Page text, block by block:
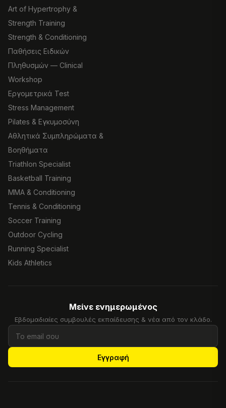
Art of Hypertrophy &
Strength Training
Strength & Conditioning
Παθήσεις Ειδικών
Πληθυσμών — Clinical
Workshop
Εργομετρικά Test
Stress Management
Pilates & Εγκυμοσύνη
Αθλητικά Συμπληρώματα &
Βοηθήματα
Triathlon Specialist
Basketball Training
MMA & Conditioning
Tennis & Conditioning
Soccer Training
Outdoor Cycling
Running Specialist
Kids Athletics
Μείνε ενημερωμένος
Εβδομαδιαίες συμβουλές εκπαίδευσης & νέα από τον κλάδο.
Εγγραφή